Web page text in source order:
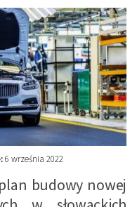
6 września 2022
plan budowy nowej